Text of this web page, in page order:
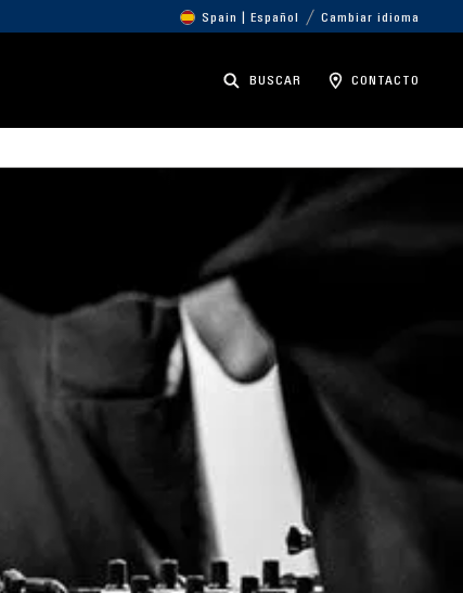
Spain | Español Cambiar idioma
BUSCAR CONTACTO